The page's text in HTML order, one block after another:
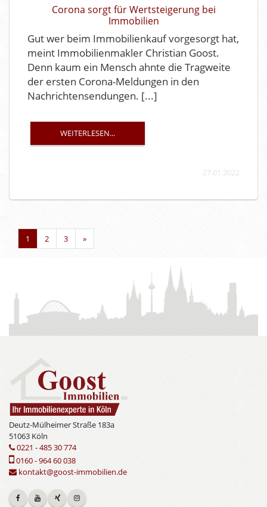
Corona sorgt für Wertsteigerung bei
Immobilien
Gut wer beim Immobilienkauf vorgesorgt hat,
meint Immobilienmakler Christian Goost.
Denn kaum ein Mensch ahnte die Tragweite
der ersten Corona-Meldungen in den
Nachrichtensendungen. [...]
WEITERLESEN...
27.01.2022
1 2 3 »
Deutz-Mülheimer Straße 183a
51063 Köln
0221 - 485 30 774
0160 - 964 60 038
kontakt@goost-immobilien.de